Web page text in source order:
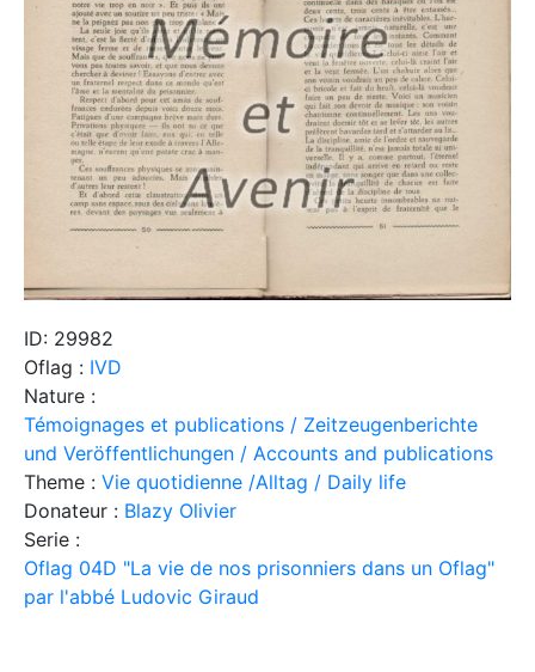
ID: 29982
Oflag : IVD
Nature :
Témoignages et publications / Zeitzeugenberichte
und Veröffentlichungen / Accounts and publications
Theme : Vie quotidienne /Alltag / Daily life
Donateur : Blazy Olivier
Serie :
Oflag 04D "La vie de nos prisonniers dans un Oflag"
par l'abbé Ludovic Giraud